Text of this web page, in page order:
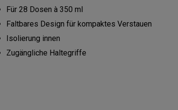
Für 28 Dosen à 350 ml
Faltbares Design für kompaktes Verstauen
Isolierung innen
Zugängliche Haltegriffe